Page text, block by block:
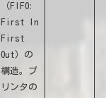
（FIFO:
First In
First
Out）の
構造。プ
リンタの